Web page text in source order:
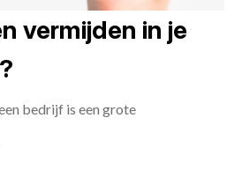
vermijden in je
bedrijf is een grote